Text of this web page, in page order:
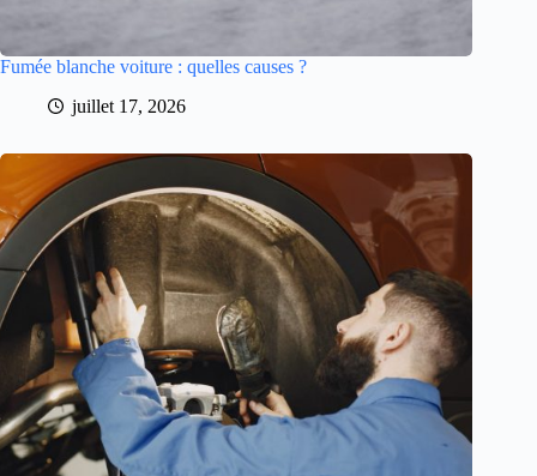
Fumée blanche voiture : quelles causes ?
juillet 17, 2026